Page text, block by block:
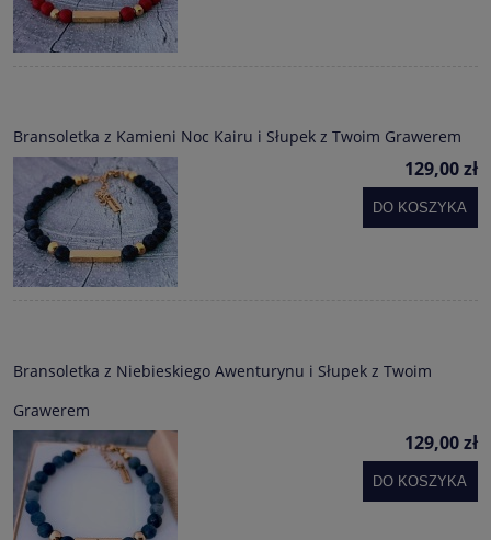
Bransoletka z Kamieni Noc Kairu i Słupek z Twoim Grawerem
129,00 zł
DO KOSZYKA
Bransoletka z Niebieskiego Awenturynu i Słupek z Twoim
Grawerem
129,00 zł
DO KOSZYKA